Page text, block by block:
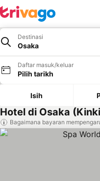
Destinasi
Osaka
Daftar masuk/keluar
Pilih tarikh
Isih
Hotel di Osaka
Bagaimana bayaran